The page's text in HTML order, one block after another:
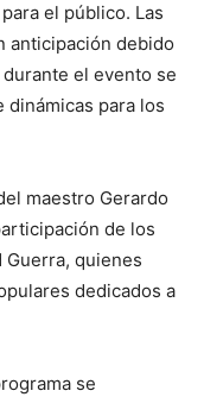
el público. Las
anticipación debido
el evento se
para los
maestro Gerardo
de los
Guerra, quienes
dedicados a
se